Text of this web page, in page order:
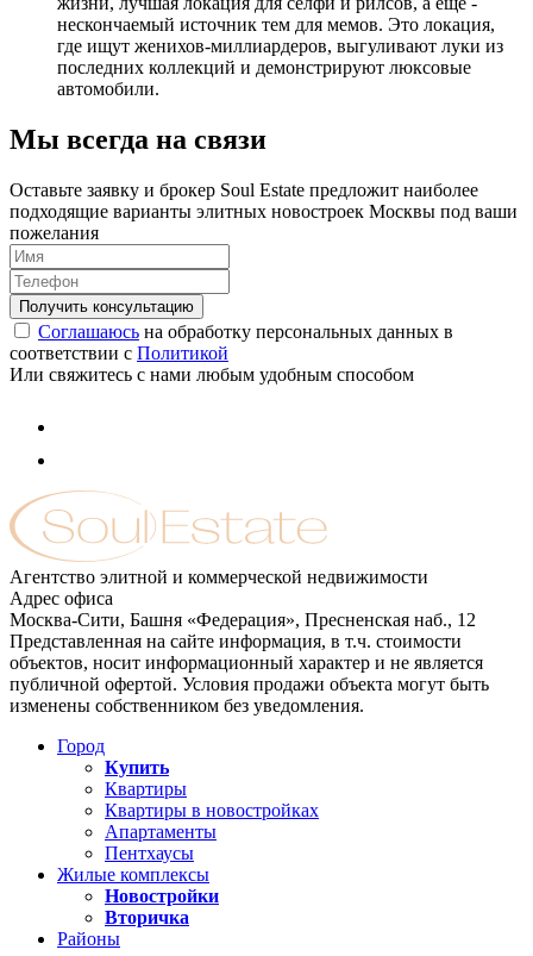
нескончаемый источник тем для мемов. Это локация,
где ищут женихов-миллиардеров, выгуливают луки из
последних коллекций и демонстрируют люксовые
автомобили.
Мы всегда на связи
Оставьте заявку и брокер Soul Estate предложит наиболее
подходящие варианты элитных новостроек Москвы под ваши
пожелания
Соглашаюсь на обработку персональных данных в
соответствии с Политикой
Или свяжитесь с нами любым удобным способом
Агентство элитной и коммерческой недвижимости
Адрес офиса
Москва-Сити, Башня «Федерация», Пресненская наб., 12
Представленная на сайте информация, в т.ч. стоимости
объектов, носит информационный характер и не является
публичной офертой. Условия продажи объекта могут быть
изменены собственником без уведомления.
Город
Купить
Квартиры
Квартиры в новостройках
Апартаменты
Пентхаусы
Жилые комплексы
Новостройки
Вторичка
Районы